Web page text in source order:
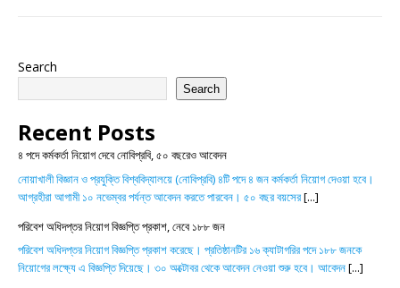
Search
Search
Recent Posts
৪ পদে কর্মকর্তা নিয়োগ দেবে নোবিপ্রবি, ৫০ বছরেও আবেদন
নোয়াখালী বিজ্ঞান ও প্রযুক্তি বিশ্ববিদ্যালয়ে (নোবিপ্রবি) ৪টি পদে ৪ জন কর্মকর্তা নিয়োগ দেওয়া হবে।
আগ্রহীরা আগামী ১০ নভেম্বর পর্যন্ত আবেদন করতে পারবেন। ৫০ বছর বয়সের[...]
পরিবেশ অধিদপ্তর নিয়োগ বিজ্ঞপ্তি প্রকাশ, নেবে ১৮৮ জন
পরিবেশ অধিদপ্তর নিয়োগ বিজ্ঞপ্তি প্রকাশ করেছে। প্রতিষ্ঠানটির ১৬ ক্যাটাগরির পদে ১৮৮ জনকে
নিয়োগের লক্ষ্যে এ বিজ্ঞপ্তি দিয়েছে। ৩০ অক্টোবর থেকে আবেদন নেওয়া শুরু হবে। আবেদন[...]